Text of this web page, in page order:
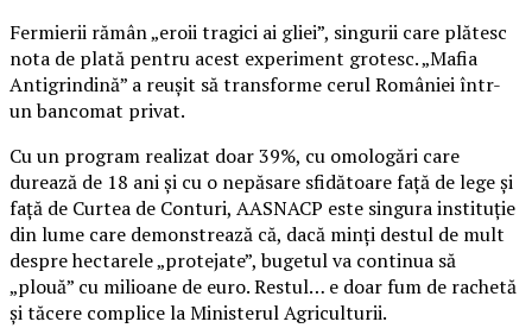
Fermierii rămân „eroii tragici ai gliei”, singurii care plătesc
nota de plată pentru acest experiment grotesc. „Mafia
Antigrindină” a reușit să transforme cerul României într-
un bancomat privat.
Cu un program realizat doar 39%, cu omologări care
durează de 18 ani și cu o nepăsare sfidătoare față de lege și
față de Curtea de Conturi, AASNACP este singura instituție
din lume care demonstrează că, dacă minți destul de mult
despre hectarele „protejate”, bugetul va continua să
„plouă” cu milioane de euro. Restul… e doar fum de rachetă
și tăcere complice la Ministerul Agriculturii.